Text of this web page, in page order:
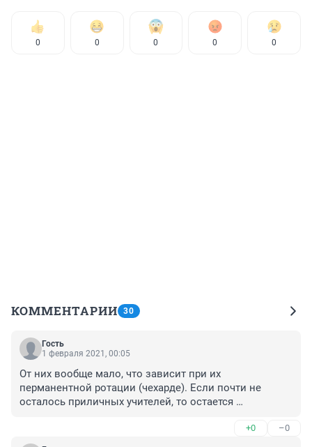
0 0 0 0 0
КОММЕНТАРИИ 30
Гость
1 февраля 2021, 00:05
От них вообще мало, что зависит при их
перманентной ротации (чехарде). Если почти не
осталось приличных учителей, то остается
подменять знания, умения и навыки компетенциями,
заменять гуманитарные ценности патриотизмом и
+0 –0